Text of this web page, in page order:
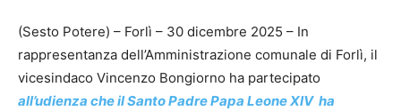
(Sesto Potere) – Forlì – 30 dicembre 2025 – In
rappresentanza dell’Amministrazione comunale di Forlì, il
vicesindaco Vincenzo Bongiorno ha partecipato
all’udienza che il Santo Padre Papa Leone XIV ha